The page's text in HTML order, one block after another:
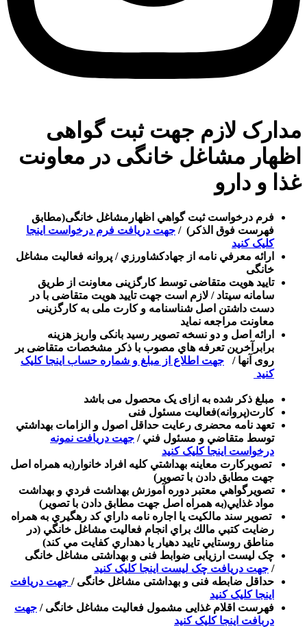
مدارک لازم جهت ثبت گواهی
اظهار مشاغل خانگی در معاونت
غذا و دارو
فرم درخواست ثبت گواهي اظهارمشاغل خانگی(مطابق
فهرست فوق الذکر) / جهت دریافت فرم درخواست اینجا
کلیک کنید
ارائه معرفي نامه از جهادكشاورزي / پروانه فعالیت مشاغل
خانگی
تایید هویت متقاضی توسط کارگزینی معاونت از طریق
سامانه سیتاد / لازم است جهت تایید هویت متقاضی با در
دست داشتن اصل شناسنامه و کارت ملی به کارگزینی
معاونت مراجعه نماید
ارائه اصل و دو نسخه تصویر رسید بانکی واريز هزينه
برابرآخرين تعرفه هاي مصوب با ذکر مشخصات متقاضی بر
روی آنها / جهت اطلاع از مبلغ و شماره حساب اینجا کلیک
کنید
مبلغ ذکر شده به ازای یک محصول می باشد
کارت(پروانه)فعالیت مسئول فنی
تعهد نامه محضری رعايت حداقل اصول و الزامات بهداشتي
توسط متقاضي و مسئول فني / جهت دریافت نمونه
درخواست اینجا کلیک کنید
تصویركارت معاينه بهداشتي كليه افراد خانوار(به همراه اصل
جهت مطابق دادن با تصویر)
تصویرگواهي معتبر دوره آموزش بهداشت فردي و بهداشت
مواد غذايي(به همراه اصل جهت مطابق دادن با تصویر)
تصوير سند مالكيت يا اجاره نامه داراي كد رهگيري به همراه
رضايت كتبي مالك براي انجام فعاليت مشاغل خانگي (در
مناطق روستايي تاييد دهيار يا دهداري كفايت مي كند)
چک لیست ارزیابی ضوابط فنی و بهداشتی مشاغل خانگی
/ جهت دریافت چک لیست اینجا کلیک کنید
حداقل ضابطه فنی و بهداشتی مشاغل خانگی / جهت دریافت
اینجا کلیک کنید
فهرست اقلام غذایی مشمول فعالیت مشاغل خانگی / جهت
دربافت اینجا کلیک کنید